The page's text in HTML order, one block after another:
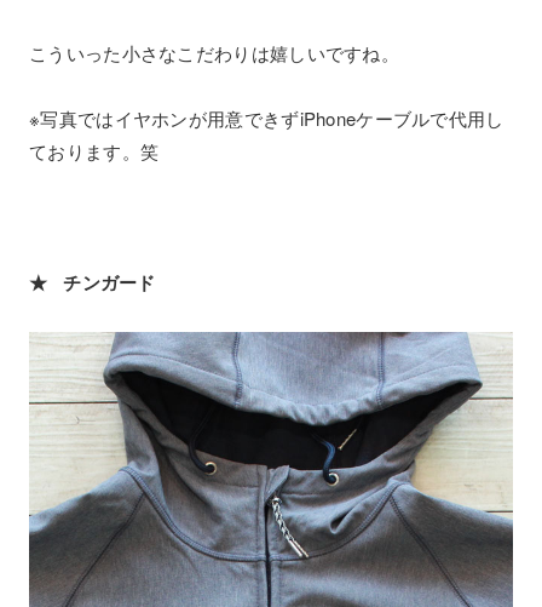
こういった小さなこだわりは嬉しいですね。
※写真ではイヤホンが用意できずiPhoneケーブルで代用し
ております。笑
★ チンガード